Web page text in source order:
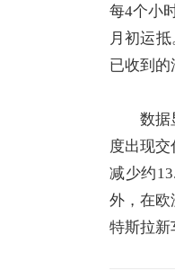
每4个小
月初运
已收到的
数据
度出现
减少约
外，在欧
特斯拉新